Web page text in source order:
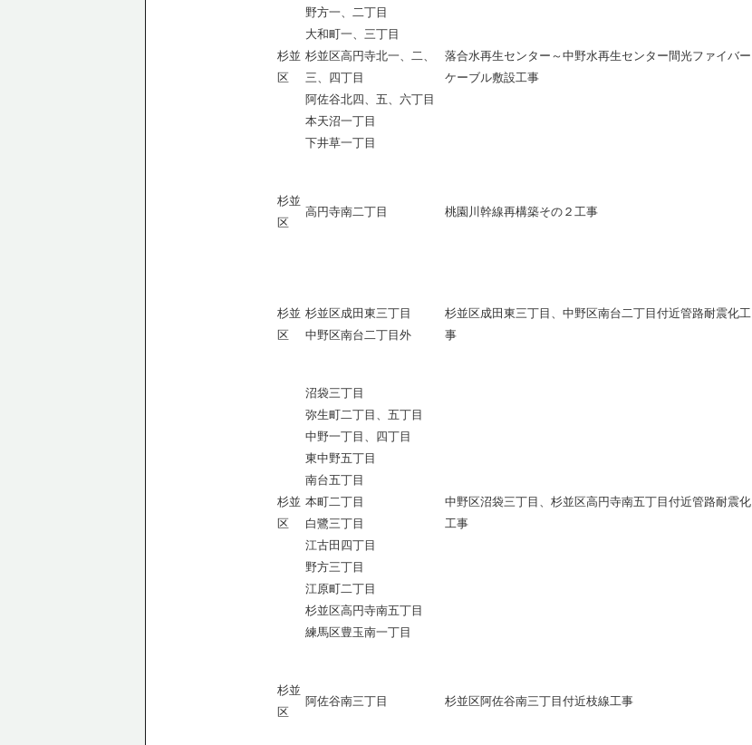
杉並
区
野方一、二丁目
大和町一、三丁目
杉並区高円寺北一、二、
三、四丁目
阿佐谷北四、五、六丁目
本天沼一丁目
下井草一丁目
落合水再生センター～中野水再生センター間光ファイバー
ケーブル敷設工事
杉並
区
高円寺南二丁目 桃園川幹線再構築その２工事
杉並
区
杉並区成田東三丁目
中野区南台二丁目外
杉並区成田東三丁目、中野区南台二丁目付近管路耐震化工
事
杉並
区
沼袋三丁目
弥生町二丁目、五丁目
中野一丁目、四丁目
東中野五丁目
南台五丁目
本町二丁目
白鷺三丁目
江古田四丁目
野方三丁目
江原町二丁目
杉並区高円寺南五丁目
練馬区豊玉南一丁目
中野区沼袋三丁目、杉並区高円寺南五丁目付近管路耐震化
工事
杉並
区
阿佐谷南三丁目 杉並区阿佐谷南三丁目付近枝線工事